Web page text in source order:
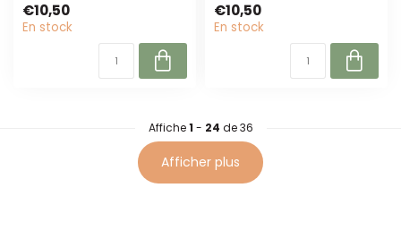
€10,50
En stock
clair éclabou...
€10,50
En stock
Affiche1 - 24 de 36
Afficher plus